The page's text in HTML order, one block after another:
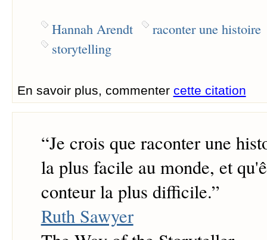
Hannah Arendt
raconter une histoire
storytelling
En savoir plus, commenter cette citation
“Je crois que raconter une
la plus facile au monde, et
conteur la plus difficile.”
Ruth Sawyer